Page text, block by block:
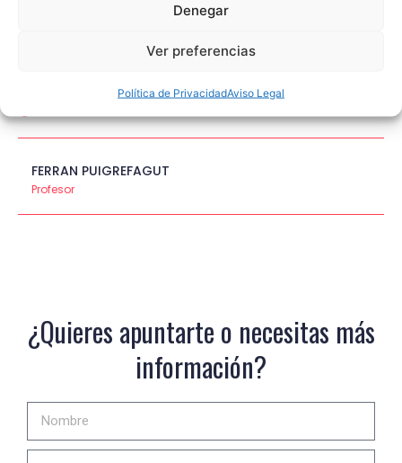
Denegar
Ver preferencias
Política de PrivacidadAviso Legal
FERRAN PUIGREFAGUT
Profesor
¿Quieres apuntarte o necesitas más
información?